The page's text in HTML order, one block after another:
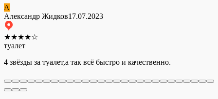
А
Александр Жидков17.07.2023
★★★★☆
туалет
4 звёзды за туалет,а так всё быстро и качественно.